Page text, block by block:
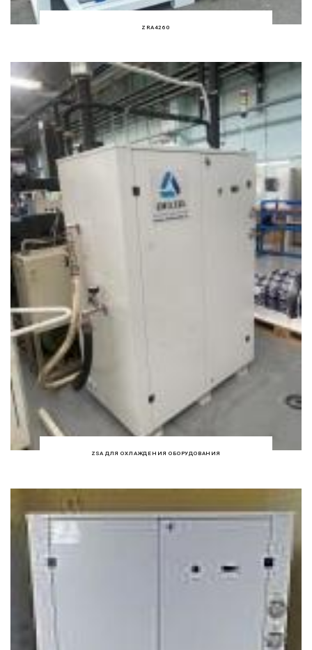
ZRA4260
ZSA ДЛЯ ОХЛАЖДЕНИЯ ОБОРУДОВАНИЯ